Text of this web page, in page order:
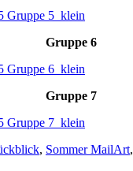
Gruppe 6
Gruppe 7
, Sommer MailArt,